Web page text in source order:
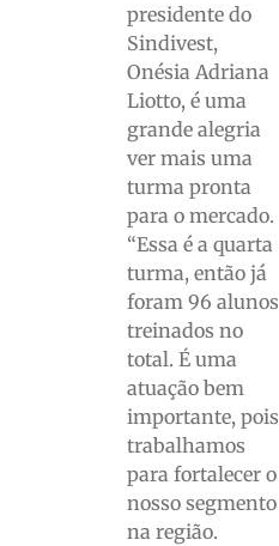
presidente do
Sindivest,
Onésia Adriana
Liotto, é uma
grande alegria
ver mais uma
turma pronta
para o mercado.
“Essa é a quarta
turma, então já
foram 96 alunos
treinados no
total. É uma
atuação bem
importante, pois
trabalhamos
para fortalecer o
nosso segmento
na região.